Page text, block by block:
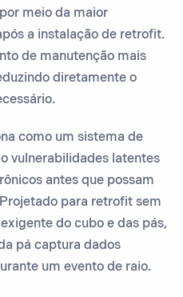
meio da maior
a instalação de retrofit.
de manutenção mais
diretamente o
como um sistema de
vulnerabilidades latentes
antes que possam
para retrofit sem
do cubo e das pás,
pá captura dados
um evento de raio.